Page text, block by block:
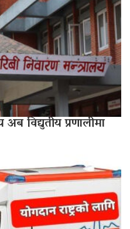
विद्युतीय प्रणालीमा